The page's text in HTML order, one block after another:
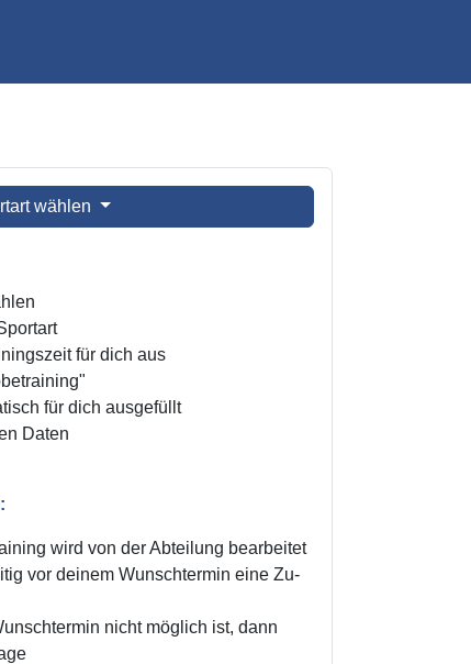
wählen
für dich aus
für dich ausgefüllt
Daten
wird von der Abteilung bearbeitet
vor deinem Wunschtermin eine Zu-
nicht möglich ist, dann